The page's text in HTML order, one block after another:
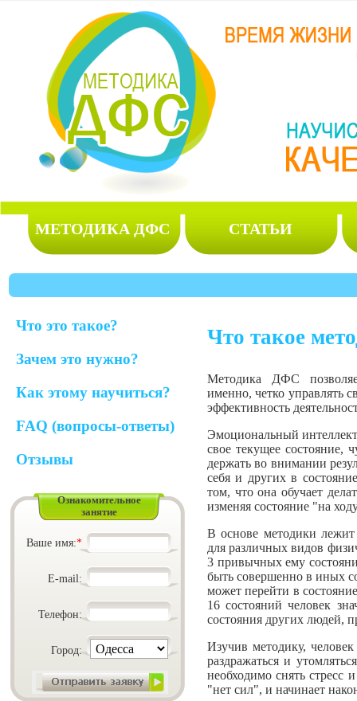
МЕТОДИКА ДФС СТАТЬИ
Что это такое?
Зачем это нужно?
Как этому научиться?
FAQ (вопросы-ответы)
Отзывы
Ознакомительное
занятие
Ваше имя:*
E-mail:
Телефон:
Город:
Что такое
Методика ДФС
именно, четко управлять
эффективность
Эмоциональный
свое текущее состояние,
держать во внимании
себя и других в
том, что она обучает
изменяя состояние "на
В основе методики лежит
для различных видов
3 привычных ему
быть совершенно в иных
может перейти в
16 состояний человек
состояния других людей,
Изучив методику,
раздражаться и
необходимо снять стресс
"нет сил", и начинает